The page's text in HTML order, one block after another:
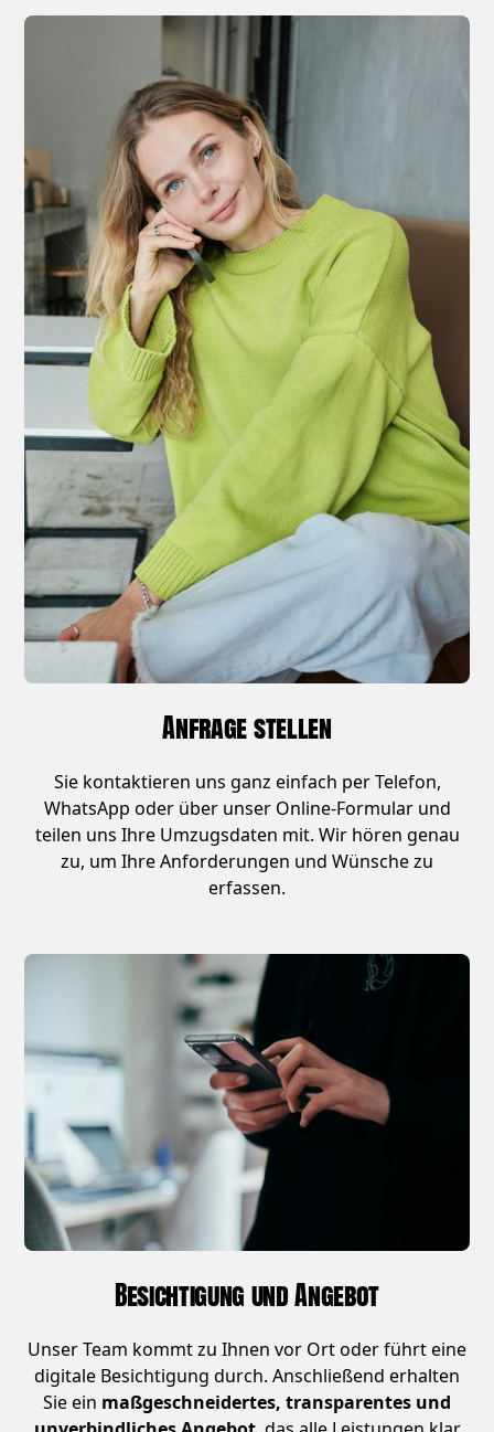
Anfrage stellen
Sie kontaktieren uns ganz einfach per Telefon,
WhatsApp oder über unser Online-Formular und
teilen uns Ihre Umzugsdaten mit. Wir hören genau
zu, um Ihre Anforderungen und Wünsche zu
erfassen.
Besichtigung und Angebot
Unser Team kommt zu Ihnen vor Ort oder führt eine
digitale Besichtigung durch. Anschließend erhalten
Sie ein maßgeschneidertes, transparentes und